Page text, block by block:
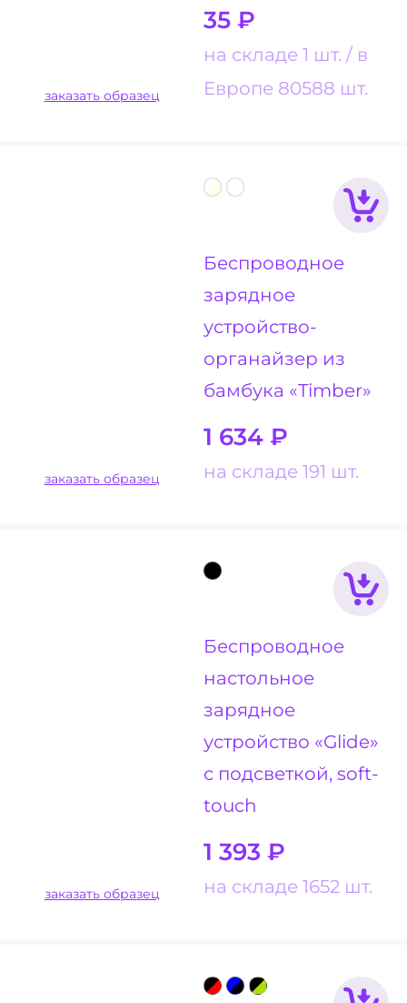
35 ₽
на складе 1 шт.
в
Европе 80588 шт.
заказать образец
Беспроводное
зарядное
устройство-
органайзер из
бамбука «Timber»
1 634 ₽
на складе 191 шт.
заказать образец
Беспроводное
настольное
зарядное
устройство «Glide»
с подсветкой, soft-
touch
1 393 ₽
на складе 1652 шт.
заказать образец